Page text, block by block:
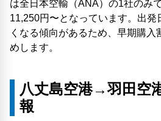
は全日本空輸（ANA）の1社のみ
11,250円〜となっています。出発
くなる傾向があるため、早期購入
めします。
八丈島空港→羽田空
報